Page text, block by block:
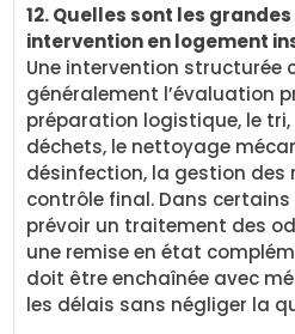
12. Quelles sont les
intervention en logement
Une intervention structurée
généralement l’évaluation
préparation logistique, le tri,
déchets, le nettoyage
désinfection, la gestion des
contrôle final. Dans
prévoir un traitement des
une remise en état
doit être enchaînée avec
les délais sans négliger la